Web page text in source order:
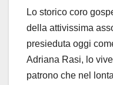
Lo storico coro
della attivissima
presieduta oggi
Adriana Rasi, lo
patrono che nel